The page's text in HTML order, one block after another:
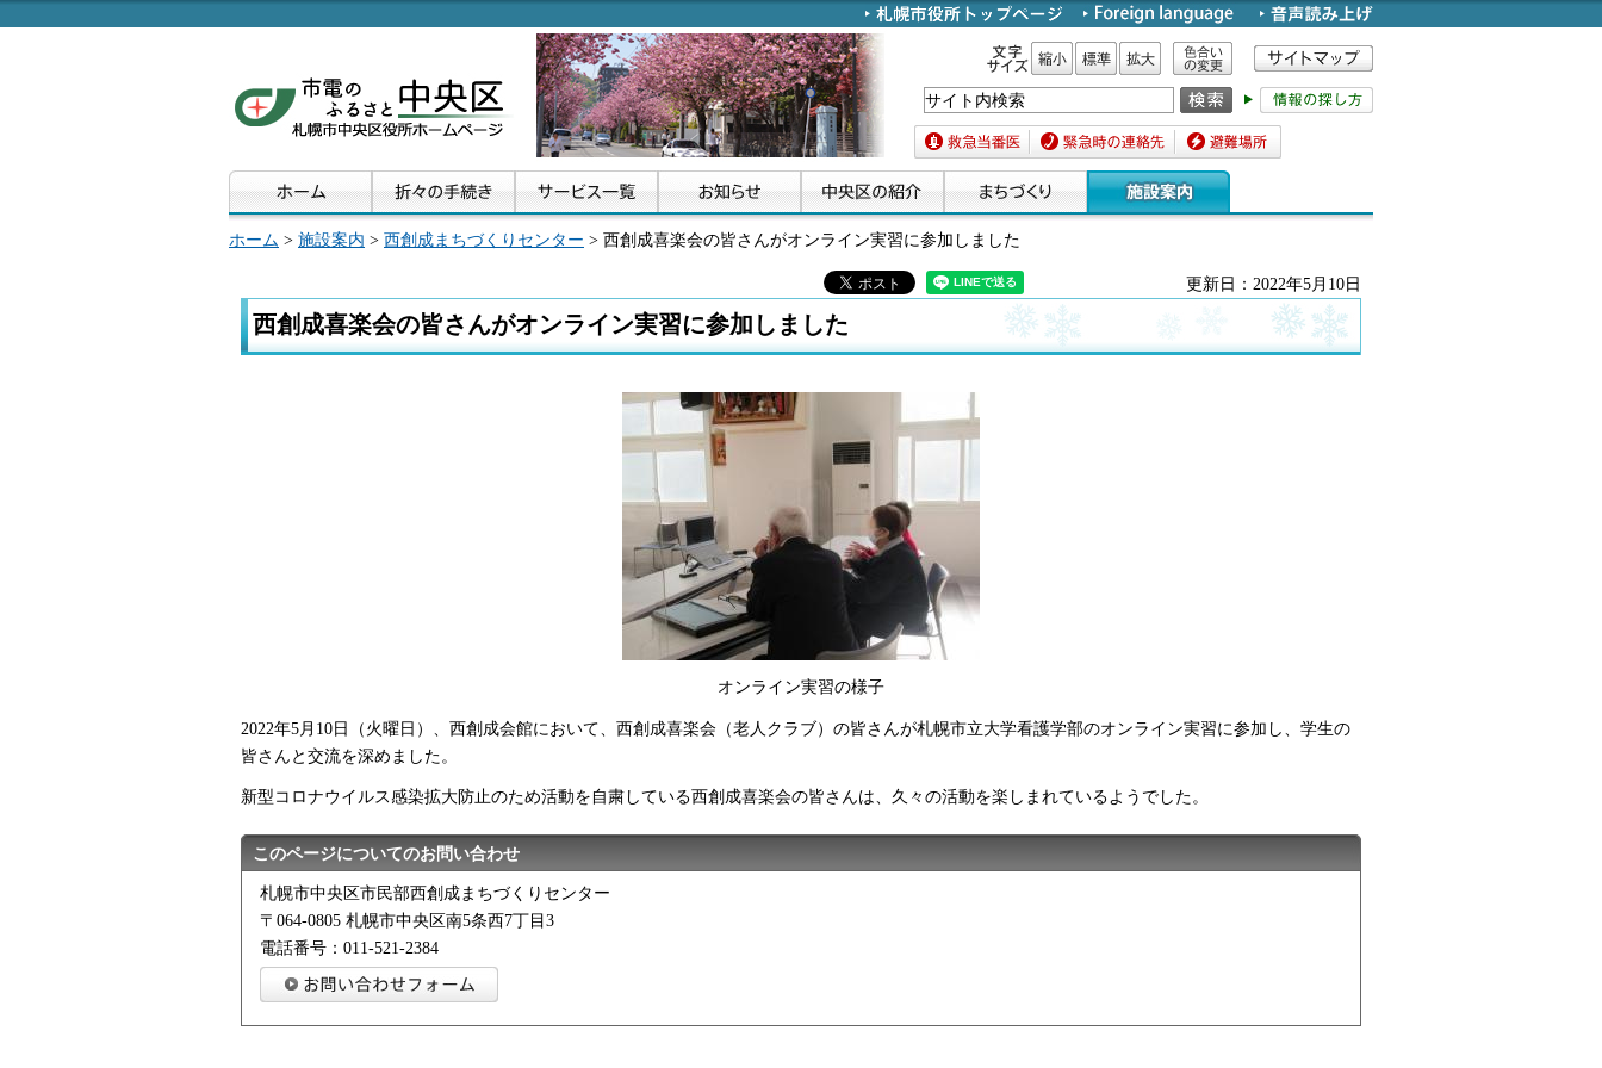
文字サイズ 縮小 標準 拡大
色合いの変更
救急当番医 緊急時の連絡先 避難場所
ホーム > 施設案内 > 西創成まちづくりセンター > 西創成喜楽会の皆さんがオンライン実習に参加しました
更新日：2022年5月10日
西創成喜楽会の皆さんがオンライン実習に参加しました
オンライン実習の様子
2022年5月10日（火曜日）、西創成会館において、西創成喜楽会（老人クラブ）の皆さんが札幌市立大学看護学部のオンライン実習に参加し、学生の
皆さんと交流を深めました。
新型コロナウイルス感染拡大防止のため活動を自粛している西創成喜楽会の皆さんは、久々の活動を楽しまれているようでした。
このページについてのお問い合わせ
札幌市中央区市民部西創成まちづくりセンター
〒064-0805 札幌市中央区南5条西7丁目3
電話番号：011-521-2384